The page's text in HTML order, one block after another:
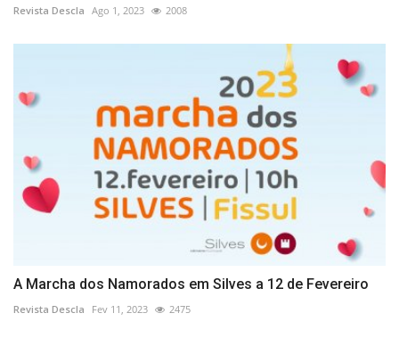
Revista Descla Ago 1, 2023 2008
A Marcha dos Namorados em Silves a 12 de Fevereiro
Revista Descla Fev 11, 2023 2475